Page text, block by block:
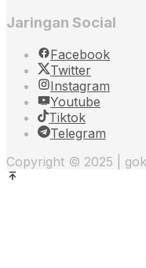
Jaringan Social
Facebook
Twitter
Instagram
Youtube
Tiktok
Telegram
Copyright © 2025 |